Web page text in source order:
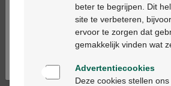
+
Max. aantal = 12
Op werkdagen vóór 12u
werkdagen geleverd
Ga verder in het
Continuez en
beter te begrijpen. Dit
site te verbeteren,
ervoor te zorgen dat
gemakkelijk vinden wat
Advertentiecookies
Deze cookies stellen